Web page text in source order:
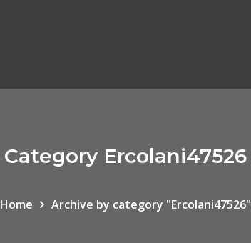
Category Ercolani47526
Home Archive by category "Ercolani47526"